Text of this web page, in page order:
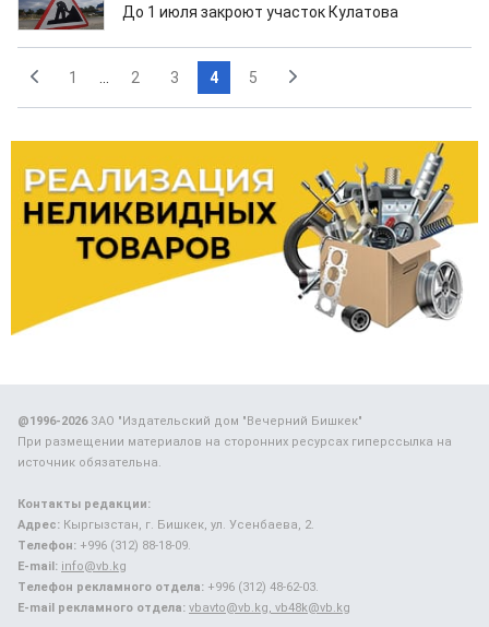
До 1 июля закроют участок Кулатова
1 2 3 4 5
@1996-2026ЗАО "Издательский дом "Вечерний Бишкек"
При размещении материалов на сторонних ресурсах гиперссылка на
источник обязательна.
Контакты редакции:
Адрес: Кыргызстан, г. Бишкек, ул. Усенбаева, 2.
Телефон: +996 (312) 88-18-09.
E-mail: info@vb.kg
Телефон рекламного отдела: +996 (312) 48-62-03.
E-mail рекламного отдела: vbavto@vb.kg, vb48k@vb.kg